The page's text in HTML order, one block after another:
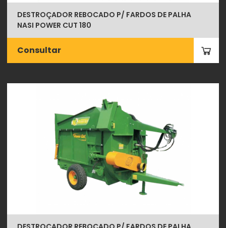
DESTROÇADOR REBOCADO P/ FARDOS DE PALHA
NASI POWER CUT 180
Consultar